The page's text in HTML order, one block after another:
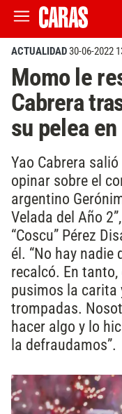
ACTUALIDAD30-06-2022
Momo le
Cabrera
su pelea
Yao Cabrera
opinar sobre el
argentino
Velada del Año
“Coscu” Pérez
él. “No hay nadie
recalcó. En
pusimos la carita
trompadas.
hacer algo y lo
la defraudamos”.